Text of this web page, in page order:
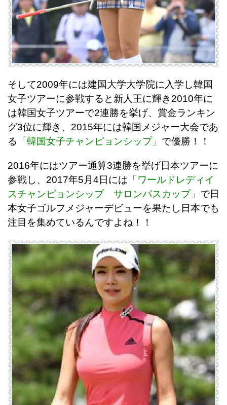
そして2009年には建国大学大学院に入学し韓国
女子ツアーに参戦すると新人王に輝き2010年に
は韓国女子ツアーで2連勝を挙げ、賞金ランキン
グ3位に輝き、2015年には韓国メジャー大会であ
る 「韓国女子チャンピョンシップ」 で優勝！！
2016年にはツアー通算3連勝を挙げ日本ツアーに
参戦し、2017年5月4日には 「ワールドレディイ
スチャンピョンシップ サロンパスカップ」 で日
本女子ゴルフメジャーデビューを果たし日本でも
注目を集めているんですよね！！